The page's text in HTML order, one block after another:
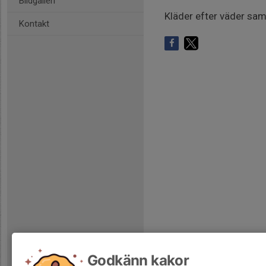
Kontakt
Kläder efter väder
Godkänn kakor